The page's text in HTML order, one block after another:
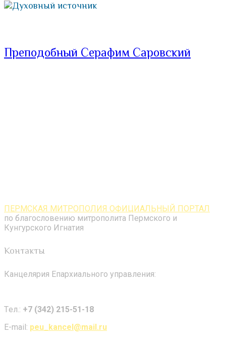
Духовный источник
Преподобный Серафим Саровский
ПЕРМСКАЯ МИТРОПОЛИЯ ОФИЦИАЛЬНЫЙ ПОРТАЛ
по благословению митрополита Пермского и
Кунгурского Игнатия
Контакты
Канцелярия Епархиального управления:
Tел.: +7 (342) 215-51-18
E-mail: peu_kancel@mail.ru